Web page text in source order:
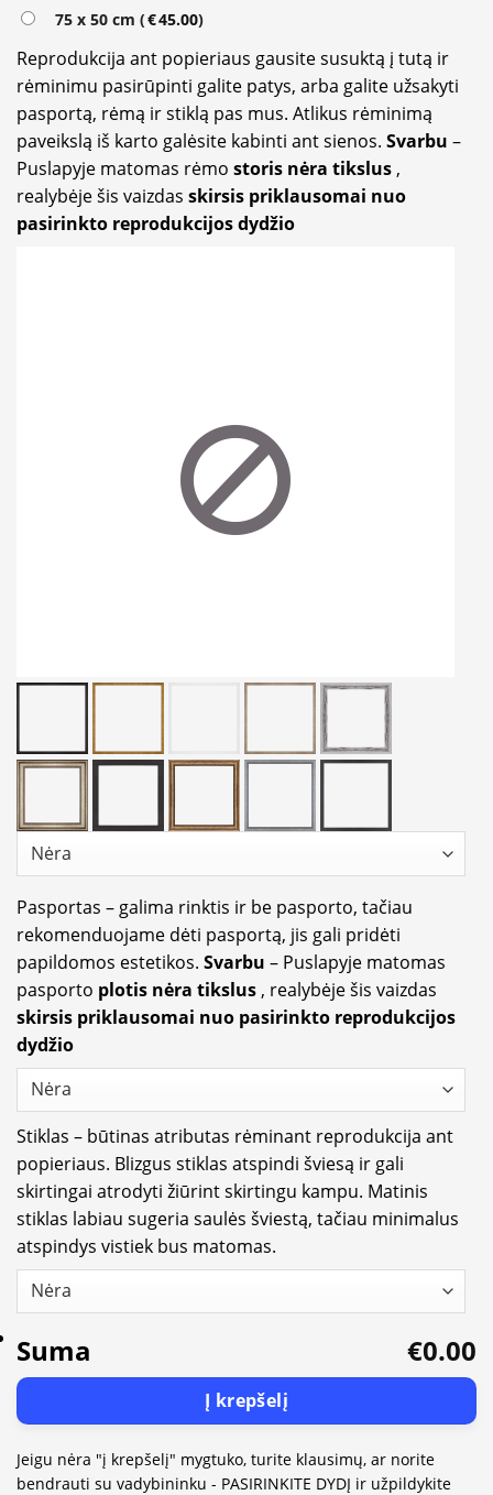
75 x 50 cm (€45.00)
Reprodukcija ant popieriaus gausite susuktą į tutą ir
rėminimu pasirūpinti galite patys, arba galite užsakyti
pasportą, rėmą ir stiklą pas mus. Atlikus rėminimą
paveikslą iš karto galėsite kabinti ant sienos. Svarbu –
Puslapyje matomas rėmo storis nėra tikslus,
realybėje šis vaizdas skirsis priklausomai nuo
pasirinkto reprodukcijos dydžio
Pasportas – galima rinktis ir be pasporto, tačiau
rekomenduojame dėti pasportą, jis gali pridėti
papildomos estetikos. Svarbu – Puslapyje matomas
pasporto plotis nėra tikslus , realybėje šis vaizdas
skirsis priklausomai nuo pasirinkto reprodukcijos
dydžio
Stiklas – būtinas atributas rėminant reprodukcija ant
popieriaus. Blizgus stiklas atspindi šviesą ir gali
skirtingai atrodyti žiūrint skirtingu kampu. Matinis
stiklas labiau sugeria saulės šviestą, tačiau minimalus
atspindys vistiek bus matomas.
Suma €0.00
Į krepšelį
Jeigu nėra "į krepšelį" mygtuko, turite klausimų, ar norite
bendrauti su vadybininku - PASIRINKITE DYDĮ ir užpildykite